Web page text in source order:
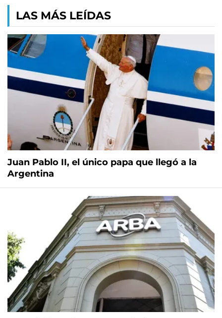
LAS MÁS LEÍDAS
Juan Pablo II, el único papa que llegó a la
Argentina